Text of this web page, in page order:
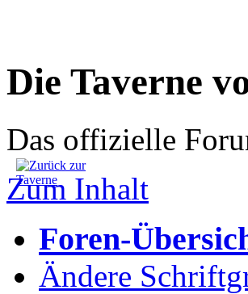
Die Taverne
Das offizielle
Zum Inhalt
Foren-
Ändere